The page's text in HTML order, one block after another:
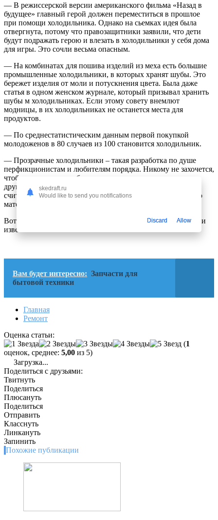
— В режиссерской версии американского фильма «Назад в
будущее» главный герой должен переместиться в прошлое
при помощи холодильника. Однако на сьемках идея была
отвергнута, потому что правозащитники заявили, что дети
будут подражать герою и влезать в холодильники у себя дома
для игры. Это сочли весьма опасным.
— На комбинатах для пошива изделий из меха есть большие
промышленные холодильники, в которых хранят шубы. Это
бережет изделия от моли и потускнения цвета. Была даже
статья в одном женском журнале, который призывал хранить
шубы м холодильниках. Если этому совету внемлют
модницы, в их холодильниках не останется места для
продуктов.
— По среднестатистическим данным первой покупкой
молодоженов в 80 случаев из 100 становится холодильник.
— Прозрачные холодильники – такая разработка по душе
перфикционистам и любителям порядка. Никому не захочется,
чтобы гости увидели беспорядок на полках «холодного
друга». Разработали такие холодильники в Японии. Они
считаются стильными и более дешевыми из-за бюджетного
материала.
Вот такие факты о холодильниках которые , возможно были
известны не всем
Вам будет интересно: Запчасти для
бытовой техники
Главная
Ремонт
Оценка статьи:
(1
оценок, среднее: 5,00 из 5)
Загрузка...
Поделиться с друзьями:
Твитнуть
Поделиться
Плюсануть
Поделиться
Отправить
Класснуть
Линкануть
Запинить
Похожие публикации
skedraft.ru
Would like to send you notifications
Discard Allow